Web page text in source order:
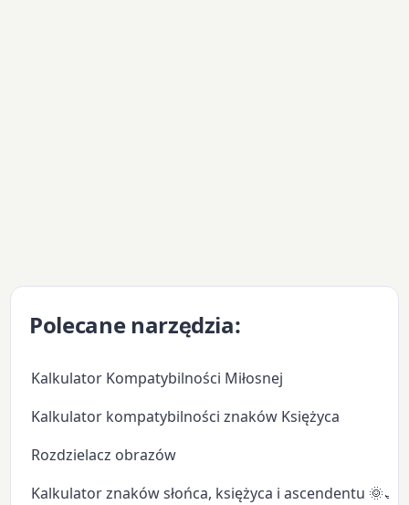
Polecane narzędzia:
Kalkulator Kompatybilności Miłosnej
Kalkulator kompatybilności znaków Księżyca
Rozdzielacz obrazów
Kalkulator znaków słońca, księżyca i ascendentu